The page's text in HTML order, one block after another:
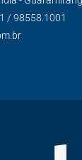
/ 98558.1001